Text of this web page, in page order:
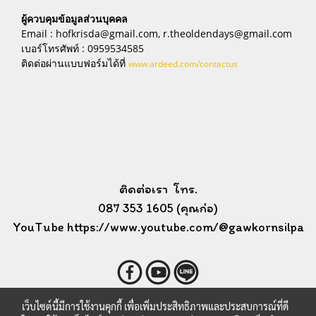
ผู้ควบคุมข้อมูลส่วนบุคคล
Email : hofkrisda@gmail.com, r.theoldendays@gmail.com
เบอร์โทรศัพท์ : 0959534585
ติดต่อผ่านแบบฟอร์มได้ที่ www.ardeed.com/contactus
ติดต่อเรา โทร.
087 353 1605 (คุณก่อ)
YouTube https://www.youtube.com/@gawkornsilpa
เว็บไซต์นี้มีการใช้งานคุกกี้ เพื่อเพิ่มประสิทธิภาพและประสบการณ์ที่ดี